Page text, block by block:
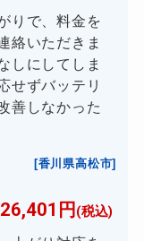
りで、料金を
絡いただきま
しにしてしま
せずバッテリ
善しなかった
[香川県高松市]
26,401円 (税込)